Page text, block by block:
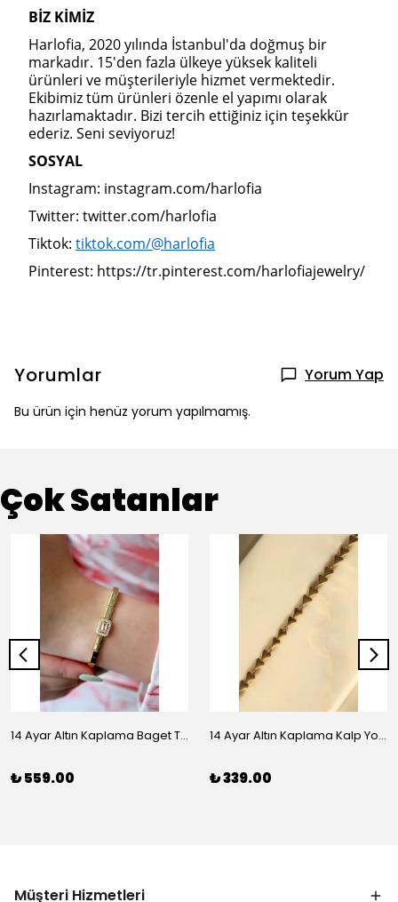
BİZ KİMİZ
Harlofia, 2020 yılında İstanbul'da doğmuş bir
markadır. 15'den fazla ülkeye yüksek kaliteli
ürünleri ve müşterileriyle hizmet vermektedir.
Ekibimiz tüm ürünleri özenle el yapımı olarak
hazırlamaktadır. Bizi tercih ettiğiniz için teşekkür
ederiz. Seni seviyoruz!
SOSYAL
Instagram: instagram.com/harlofia
Twitter: twitter.com/harlofia
Tiktok: tiktok.com/@harlofia
Pinterest: https://tr.pinterest.com/harlofiajewelry/
Yorumlar Yorum Yap
Bu ürün için henüz yorum yapılmamış.
Çok Satanlar
14 Ayar Altın Kaplama Baget Taşlı Vip Bileklik
₺ 559.00
14 Ayar Altın Kaplama Kalp Yolu Bileklik
₺ 339.00
Müşteri Hizmetleri